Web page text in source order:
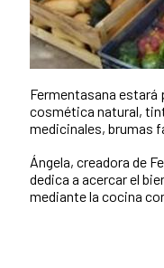
Fermentasana estará
cosmética natural,
medicinales, brumas
Ángela, creadora de
dedica a acercar el
mediante la cocina